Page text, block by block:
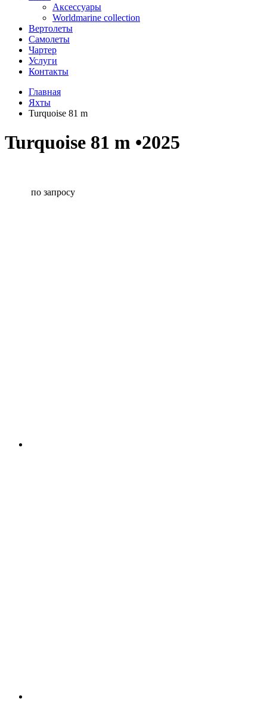
Аксессуары
Worldmarine collection
Вертолеты
Самолеты
Чартер
Услуги
Контакты
Главная
Яхты
Turquoise 81 m
Turquoise 81 m •2025
по запросу